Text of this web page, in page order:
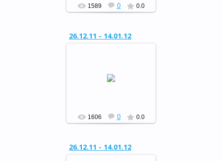
1589 0 0.0
26.12.11 - 14.01.12
«Сохраним живую ель»
1606 0 0.0
26.12.11 - 14.01.12